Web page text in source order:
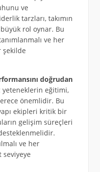
ve
tarzları, takımın
rol oynar. Bu
ve her
şekilde
doğrudan
yeteneklerin eğitimi,
önemlidir. Bu
ekipleri kritik bir
gelişim süreçleri
ve her